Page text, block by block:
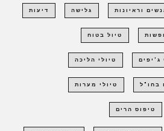
וראיונות גלישה דיעות
טיול בטוח
ג'יפים טיולי הליכה
בחו"ל טיולי מערות
טיפוס הרים